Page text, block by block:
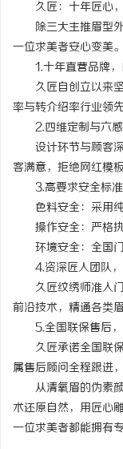
久匠：十年匠心，
除三大主推眉型外
一位求美者安心变美。
1.十年直营品牌，
久匠自创立以来坚
率与转介绍率行业领
2.四维定制与六感
设计环节与顾客深
客满意，拒绝网红模
3.高要求安全标准
色料安全：采用纯
操作安全：严格执
环境安全：全国门
4.资深匠人团队，
久匠纹绣师准入门
前沿技术，精通各类
5.全国联保售后，
久匠承诺全国联保
属售后顾问全程跟进
从清氧眉的伪素颜
术还原自然，用匠心
一位求美者都能拥有